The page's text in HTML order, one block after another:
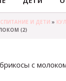
И ДЕТИ »
(2)
с